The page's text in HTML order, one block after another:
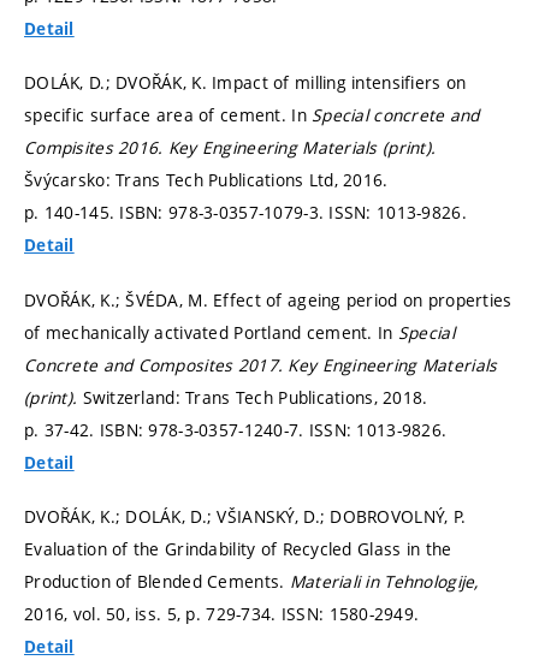
Detail
DOLÁK, D.; DVOŘÁK, K. Impact of milling intensifiers on
specific surface area of cement. In Special concrete and
Compisites 2016. Key Engineering Materials (print).
Švýcarsko: Trans Tech Publications Ltd, 2016.
p. 140-145. ISBN: 978-3-0357-1079-3. ISSN: 1013-9826.
Detail
DVOŘÁK, K.; ŠVÉDA, M. Effect of ageing period on properties
of mechanically activated Portland cement. In Special
Concrete and Composites 2017. Key Engineering Materials
(print). Switzerland: Trans Tech Publications, 2018.
p. 37-42. ISBN: 978-3-0357-1240-7. ISSN: 1013-9826.
Detail
DVOŘÁK, K.; DOLÁK, D.; VŠIANSKÝ, D.; DOBROVOLNÝ, P.
Evaluation of the Grindability of Recycled Glass in the
Production of Blended Cements. Materiali in Tehnologije,
2016, vol. 50, iss. 5, p. 729-734. ISSN: 1580-2949.
Detail